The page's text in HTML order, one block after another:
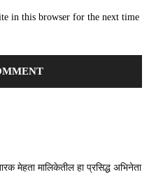
in this browser for the next time
मेहता मालिकेतील हा प्रसिद्ध अभिनेता